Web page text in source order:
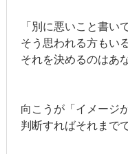
「別に悪いこと書い
そう思われる方もい
それを決めるのはあ
向こうが「イメージ
判断すればそれまで